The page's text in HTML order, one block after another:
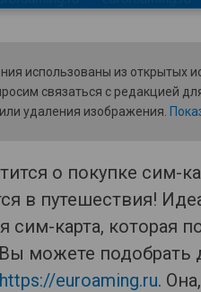
использованы из открытых
связаться с редакцией
удаления изображения.
о покупке сим-
в путешествия!
сим-карта, которая
можете
https://euroaming.ru.